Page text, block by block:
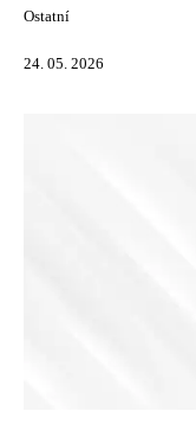
Ostatní
24. 05. 2026